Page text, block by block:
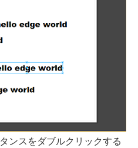
ンスをダブルクリックする